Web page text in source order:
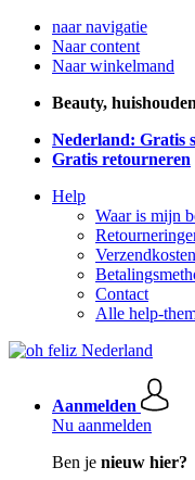
naar navigatie
Naar content
Naar winkelmand
Beauty,
Nederland: Gratis
Gratis retourneren
Help
Waar is mijn
Verzendkosten
Contact
Alle help-
Aanmelden
Nu aanmelden
Ben je nieuw hier?